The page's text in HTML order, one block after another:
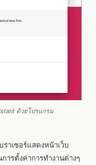
ด้วยโปรแกรม
ราเซอร์แสดงหน้าเว็บ
ารตั้งค่าการทำงานต่างๆ